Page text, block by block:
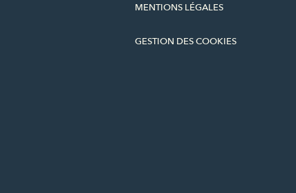
MENTIONS LÉGALES
GESTION DES COOKIES